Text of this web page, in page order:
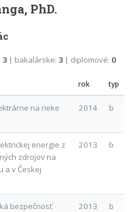
PhD.
3| bakalárske: 3| diplomové: 0
rok typ
na rieke
2014 b
energie z
zdrojov na
a v Českej
2013 b
bezpečnosť
2013 b